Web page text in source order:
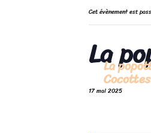
La
Cocottes
Cet évènement est
La
17 mai 2025